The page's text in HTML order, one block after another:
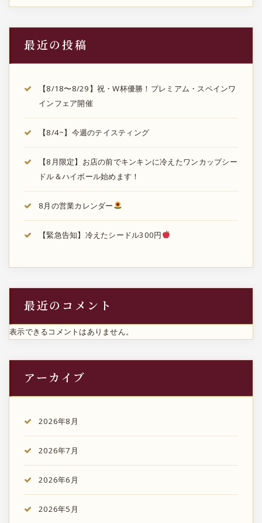
最近の投稿
【8/18〜8/29】祝・W杯優勝！プレミアム・スペインワ
インフェア開催
【8/4~】今週のテイスティング
【8月限定】お店の前でキンキンに冷えたワンカップシー
ドル＆ハイボール始めます！
8月の営業カレンダー
【緊急告知】冷えたシードル300円
最近のコメント
表示できるコメントはありません。
アーカイブ
2026年8月
2026年7月
2026年6月
2026年5月